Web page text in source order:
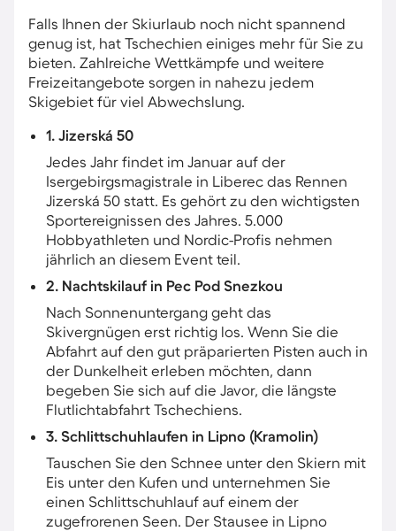
Falls Ihnen der Skiurlaub noch nicht spannend
genug ist, hat Tschechien einiges mehr für Sie zu
bieten. Zahlreiche Wettkämpfe und weitere
Freizeitangebote sorgen in nahezu jedem
Skigebiet für viel Abwechslung.
1. Jizerská 50
Jedes Jahr findet im Januar auf der
Isergebirgsmagistrale in Liberec das Rennen
Jizerská 50 statt. Es gehört zu den wichtigsten
Sportereignissen des Jahres. 5.000
Hobbyathleten und Nordic-Profis nehmen
jährlich an diesem Event teil.
2. Nachtskilauf in Pec Pod Snezkou
Nach Sonnenuntergang geht das
Skivergnügen erst richtig los. Wenn Sie die
Abfahrt auf den gut präparierten Pisten auch in
der Dunkelheit erleben möchten, dann
begeben Sie sich auf die Javor, die längste
Flutlichtabfahrt Tschechiens.
3. Schlittschuhlaufen in Lipno (Kramolin)
Tauschen Sie den Schnee unter den Skiern mit
Eis unter den Kufen und unternehmen Sie
einen Schlittschuhlauf auf einem der
zugefrorenen Seen. Der Stausee in Lipno